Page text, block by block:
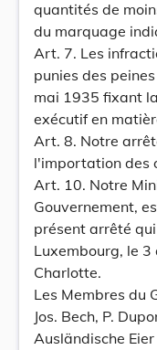
quantités de
du marquage
Art. 7. Les
punies des
mai 1935 fixant
exécutif en
Art. 8. Notre
l'importation des
Art. 10. Notre
Gouvernement,
présent arrêté
Luxembourg, le
Charlotte.
Les Membres du
Jos. Bech, P.
Ausländische